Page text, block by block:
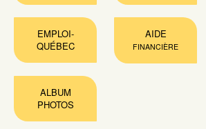
EMPLOI-
QUÉBEC
AIDE
FINANCIÈRE
ALBUM
PHOTOS